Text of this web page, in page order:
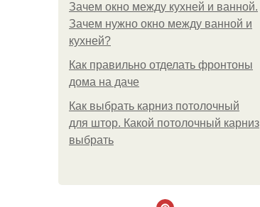
Зачем окно между кухней и ванной.
Зачем нужно окно между ванной и
кухней?
Как правильно отделать фронтоны
дома на даче
Как выбрать карниз потолочный
для штор. Какой потолочный карниз
выбрать